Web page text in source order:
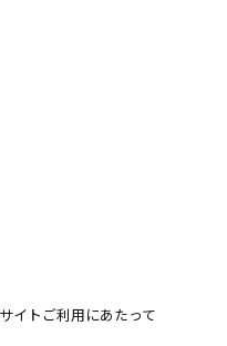
サイトご利用にあたって